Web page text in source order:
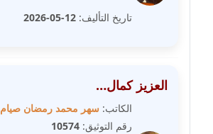
متوفي
عاملة
تاريخ التأليف: 12-05-2026
العزيز كمال…
الكاتب: سهر محمد رمضان صيام
رقم التوثيق: 10574